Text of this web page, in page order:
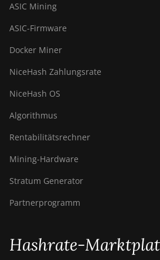
ASIC Mining
ASIC-Firmware
Docker Miner
NiceHash Zahlungsrate
NiceHash OS
Algorithmus
Rentabilitätsrechner
Mining-Hardware
Stratum Generator
Partnerprogramm
Hashrate-